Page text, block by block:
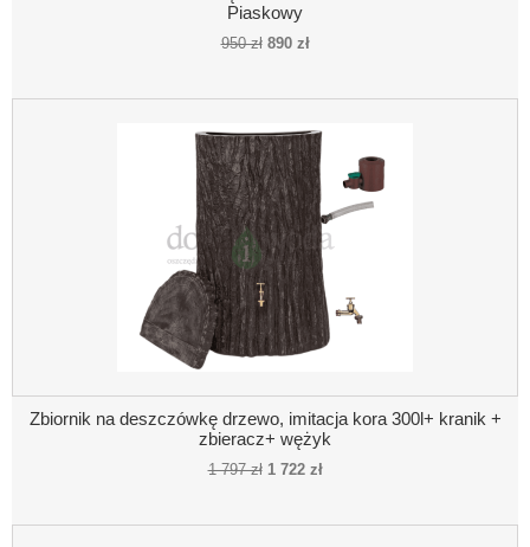
Piaskowy
950 zł 890 zł
Zbiornik na deszczówkę drzewo, imitacja kora 300l+ kranik +
zbieracz+ wężyk
1 797 zł 1 722 zł